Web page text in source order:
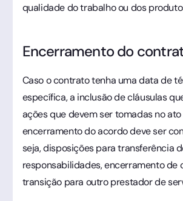
qualidade do trabalho ou dos
Encerramento do
Caso o contrato tenha uma data de
específica, a inclusão de cláusulas
ações que devem ser tomadas no
encerramento do acordo deve ser
seja, disposições para transferência
responsabilidades, encerramento de
transição para outro prestador de